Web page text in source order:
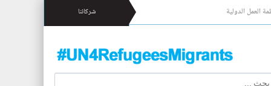
العمل الدولية شركائنا